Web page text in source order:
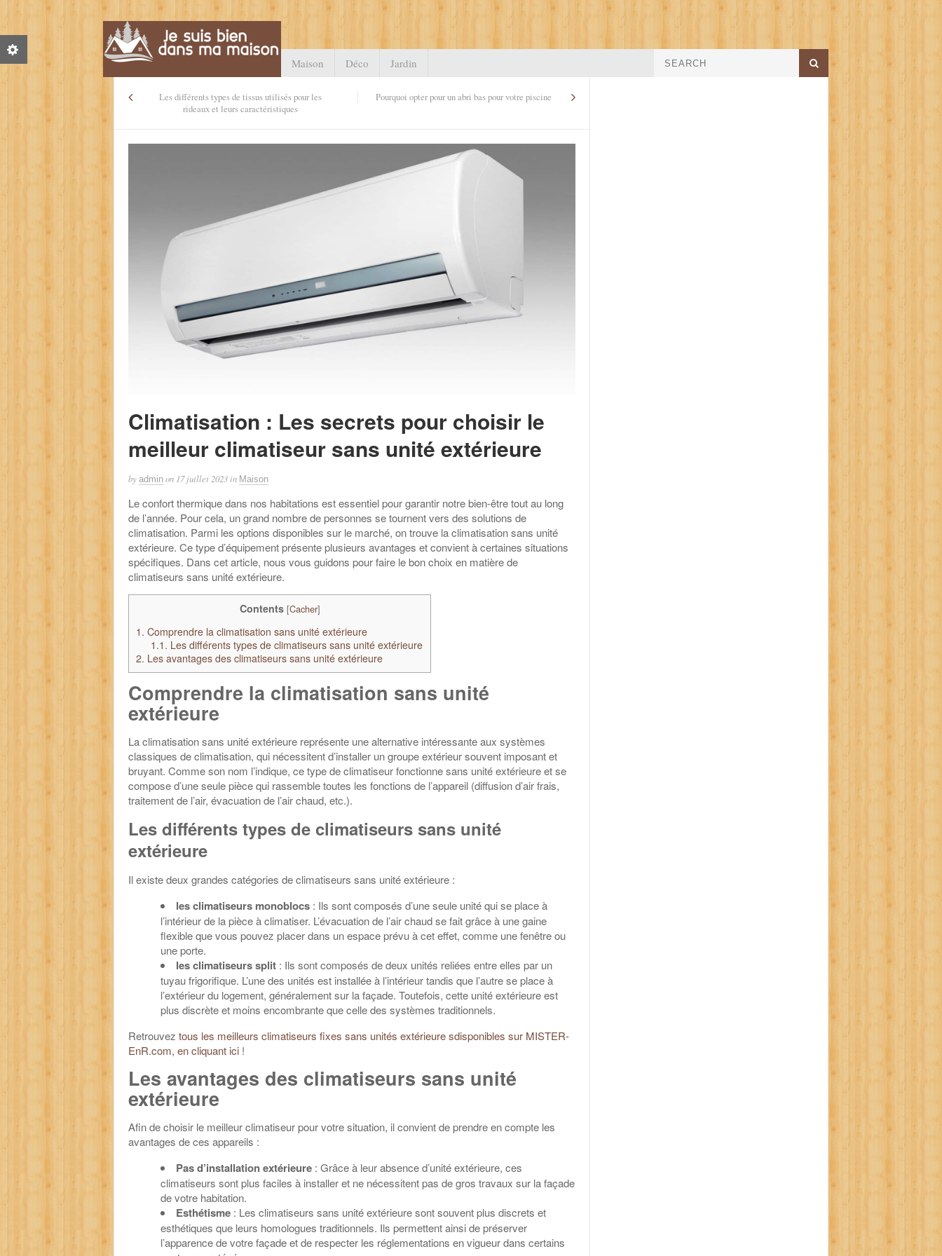
Maison Déco Jardin
Les différents types de tissus utilisés pour les
rideaux et leurs caractéristiques
Pourquoi opter pour un abri bas pour votre piscine
Climatisation : Les secrets pour choisir le
meilleur climatiseur sans unité extérieure
by admin on 17 juillet 2023 in Maison
Le confort thermique dans nos habitations est essentiel pour garantir notre bien-être tout au long
de l’année. Pour cela, un grand nombre de personnes se tournent vers des solutions de
climatisation. Parmi les options disponibles sur le marché, on trouve la climatisation sans unité
extérieure. Ce type d’équipement présente plusieurs avantages et convient à certaines situations
spécifiques. Dans cet article, nous vous guidons pour faire le bon choix en matière de
climatiseurs sans unité extérieure.
Contents [Cacher]
1. Comprendre la climatisation sans unité extérieure
1.1. Les différents types de climatiseurs sans unité extérieure
2. Les avantages des climatiseurs sans unité extérieure
Comprendre la climatisation sans unité
extérieure
La climatisation sans unité extérieure représente une alternative intéressante aux systèmes
classiques de climatisation, qui nécessitent d’installer un groupe extérieur souvent imposant et
bruyant. Comme son nom l’indique, ce type de climatiseur fonctionne sans unité extérieure et se
compose d’une seule pièce qui rassemble toutes les fonctions de l’appareil (diffusion d’air frais,
traitement de l’air, évacuation de l’air chaud, etc.).
Les différents types de climatiseurs sans unité
extérieure
Il existe deux grandes catégories de climatiseurs sans unité extérieure :
les climatiseurs monoblocs: Ils sont composés d’une seule unité qui se place à
l’intérieur de la pièce à climatiser. L’évacuation de l’air chaud se fait grâce à une gaine
flexible que vous pouvez placer dans un espace prévu à cet effet, comme une fenêtre ou
une porte.
les climatiseurs split: Ils sont composés de deux unités reliées entre elles par un
tuyau frigorifique. L’une des unités est installée à l’intérieur tandis que l’autre se place à
l’extérieur du logement, généralement sur la façade. Toutefois, cette unité extérieure est
plus discrète et moins encombrante que celle des systèmes traditionnels.
Retrouvez tous les meilleurs climatiseurs fixes sans unités extérieure sdisponibles sur MISTER-
EnR.com, en cliquant ici !
Les avantages des climatiseurs sans unité
extérieure
Afin de choisir le meilleur climatiseur pour votre situation, il convient de prendre en compte les
avantages de ces appareils :
Pas d’installation extérieure: Grâce à leur absence d’unité extérieure, ces
climatiseurs sont plus faciles à installer et ne nécessitent pas de gros travaux sur la façade
de votre habitation.
Esthétisme: Les climatiseurs sans unité extérieure sont souvent plus discrets et
esthétiques que leurs homologues traditionnels. Ils permettent ainsi de préserver
l’apparence de votre façade et de respecter les réglementations en vigueur dans certains